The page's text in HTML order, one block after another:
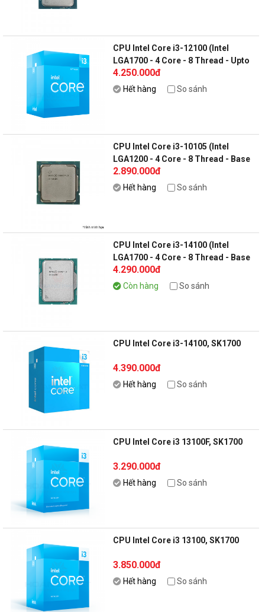
CPU Intel Core i3-12100 (Intel
LGA1700 - 4 Core - 8 Thread - Upto
4.3Ghz - Cache 12MB)
4.250.000đ
Hết hàng So sánh
CPU Intel Core i3-10105 (Intel
LGA1200 - 4 Core - 8 Thread - Base
3.7Ghz- Turbo 4.4Ghz - Cache 6MB)
(Tray + Tản nhiệt)
2.890.000đ
Hết hàng So sánh
CPU Intel Core i3-14100 (Intel
LGA1700 - 4 Core - 8 Thread - Base
3.5Ghz - Turbo 4.7Ghz - Cache
12MB) (Tray không tản nhiệt)
4.290.000đ
Còn hàng So sánh
CPU Intel Core i3-14100, SK1700
4.390.000đ
Hết hàng So sánh
CPU Intel Core i3 13100F, SK1700
3.290.000đ
Hết hàng So sánh
CPU Intel Core i3 13100, SK1700
3.850.000đ
Hết hàng So sánh